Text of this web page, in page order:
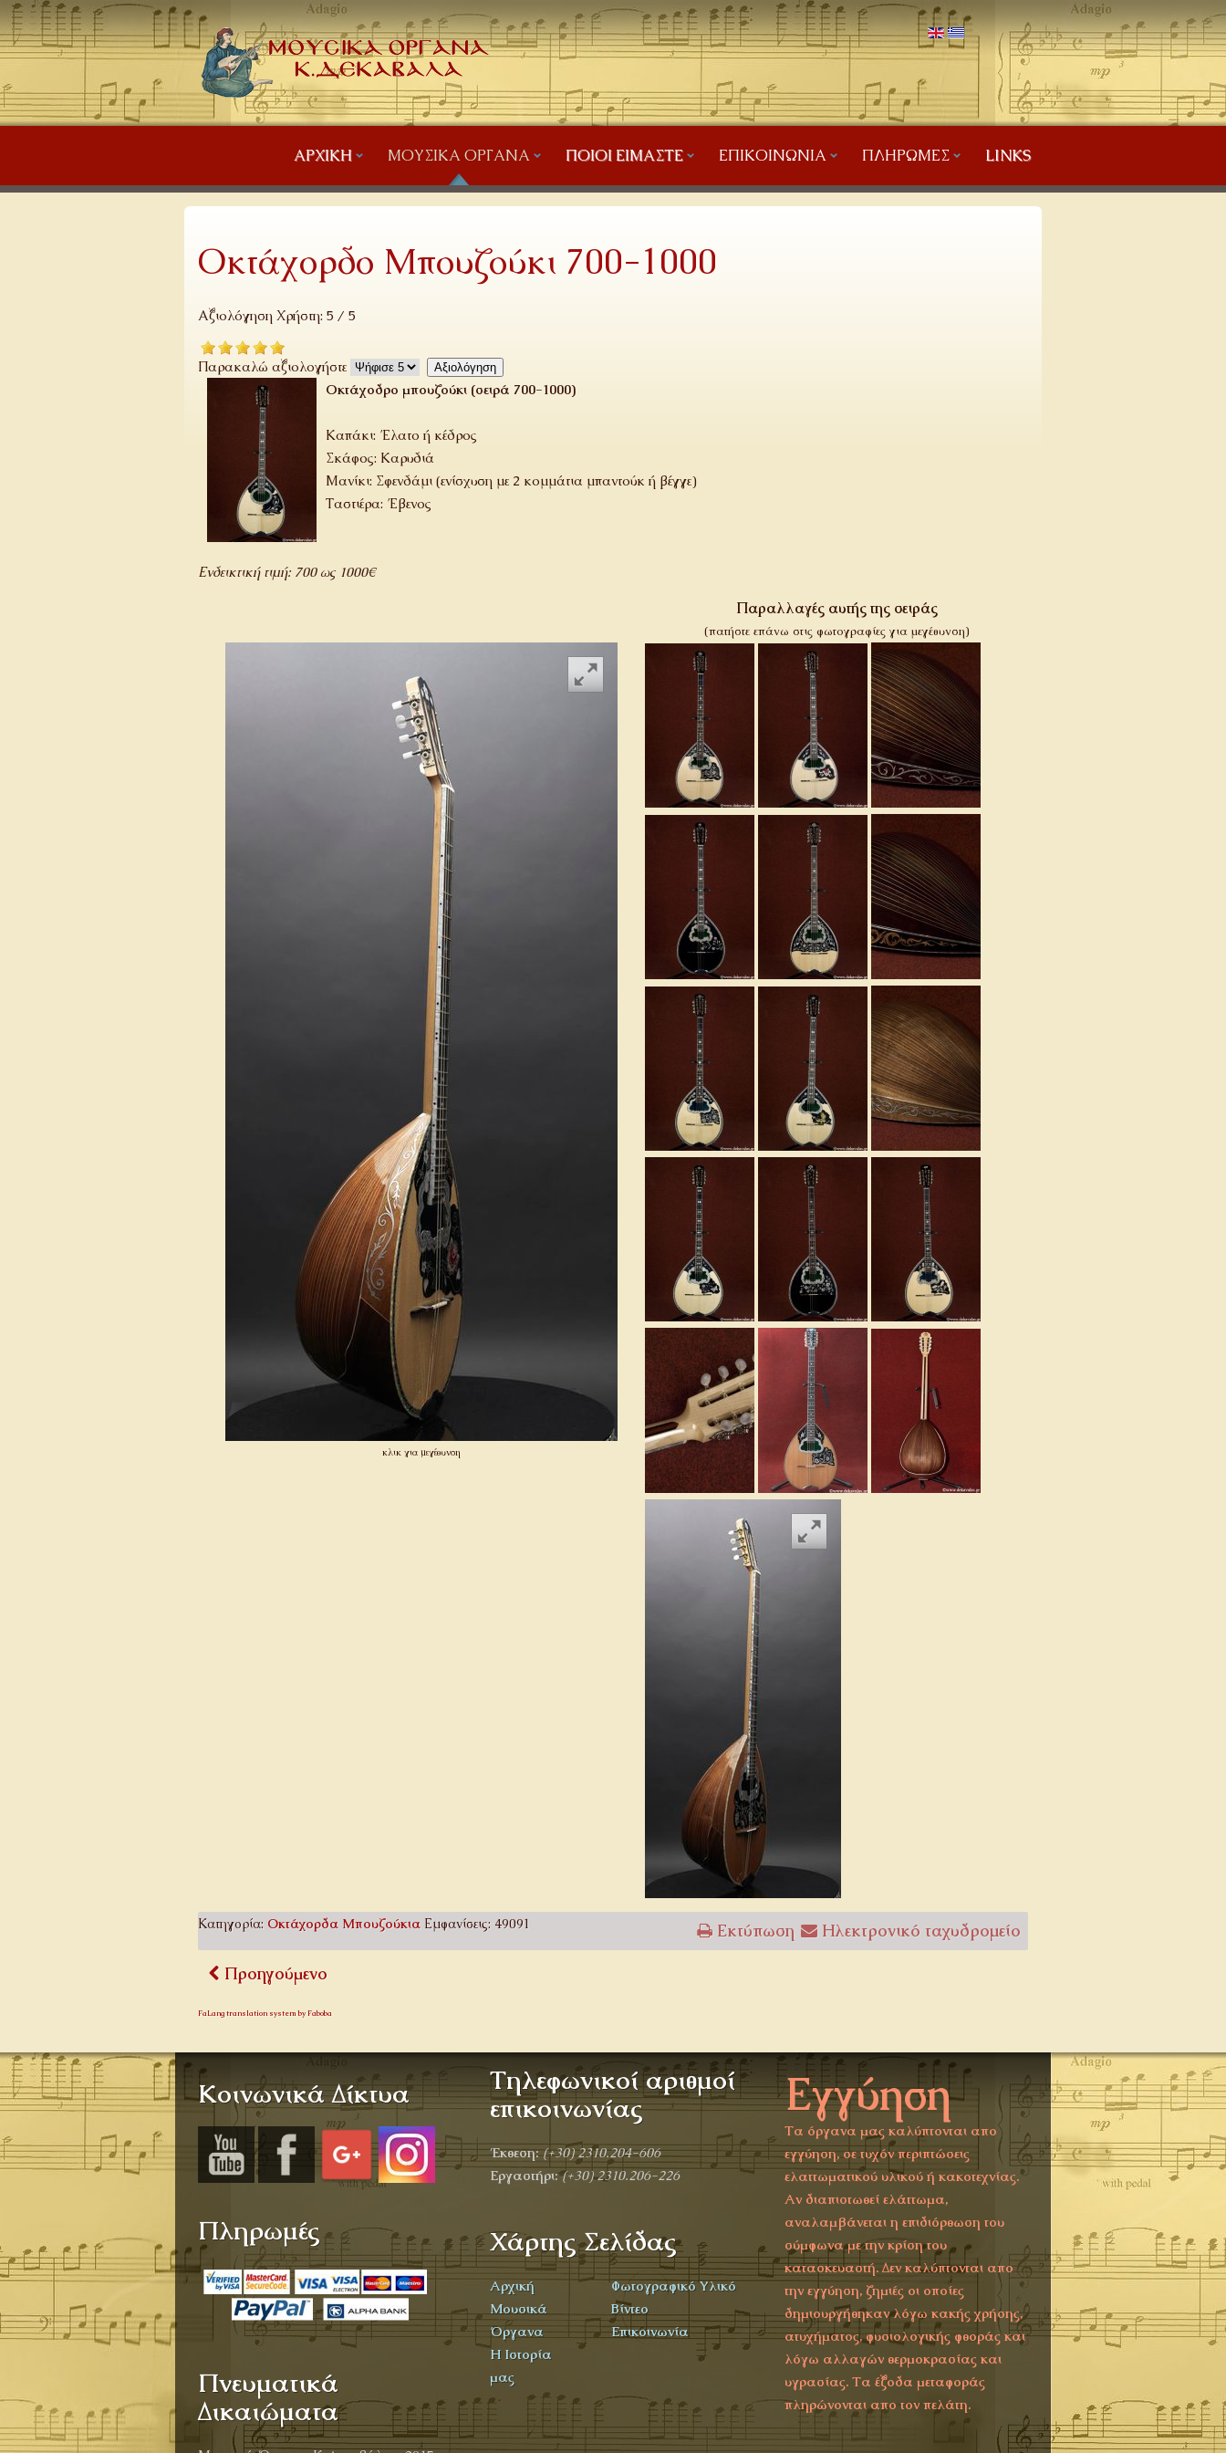
ΑΡΧΙΚΉ ΜΟΥΣΙΚΆ ΌΡΓΑΝΑ ΠΟΙΟΙ ΕΊΜΑΣΤΕ ΕΠΙΚΟΙΝΩΝΊΑ ΠΛΗΡΩΜΈΣ LINKS
Οκτάχορδο Μπουζούκι 700-1000
Αξιολόγηση Χρήστη: 5 / 5
Παρακαλώ αξιολογήστε
Οκτάχοδρο μπουζούκι (σειρά 700-1000)
Καπάκι: Έλατο ή κέδρος
Σκάφος: Καρυδιά
Μανίκι: Σφενδάμι (ενίσχυση με 2 κομμάτια μπαντούκ ή βέγγε)
Ταστιέρα: Έβενος
Ενδεικτική τιμή: 700 ως 1000€
Παραλλαγές αυτής της σειράς
(πατήστε επάνω στις φωτογραφίες για μεγέθυνση)
κλικ για μεγέθυνση
Κατηγορία: Οκτάχορδα Μπουζούκια Εμφανίσεις: 49091 Εκτύπωση Ηλεκτρονικό ταχυδρομείο
Προηγούμενο
FaLang translation system by Faboba
Κοινωνικά Δίκτυα
Πληρωμές
Πνευματικά
Δικαιώματα
Τηλεφωνικοί αριθμοί
επικοινωνίας
Έκθεση: (+30) 2310.204-606
Εργαστήρι:(+30) 2310.206-226
Χάρτης Σελίδας
Αρχική
Μουσικά
Όργανα
Η Ιστορία
μας
Φωτογραφικό Υλικό
Βίντεο
Επικοινωνία
Εγγύηση
Τα όργανα μας καλύπτονται απο
εγγύηση, σε τυχόν περιπτώσεις
ελαττωματικού υλικού ή κακοτεχνίας.
Αν διαπιστωθεί ελάττωμα,
αναλαμβάνεται η επιδιόρθωση του
σύμφωνα με την κρίση του
κατασκευαστή. Δεν καλύπτονται απο
την εγγύηση, ζημιές οι οποίες
δημιουργήθηκαν λόγω κακής χρήσης,
ατυχήματος, φυσιολογικής φθοράς και
λόγω αλλαγών θερμοκρασίας και
υγρασίας. Τα έξοδα μεταφοράς
πληρώνονται απο τον πελάτη.